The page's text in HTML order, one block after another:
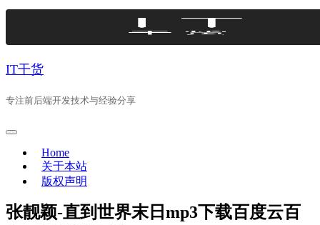
Skip
IT干货
专注前后端开发技术与经验分享
Home
关于本站
版权声明
张靓颖-直到世界末日mp3下载百度云百